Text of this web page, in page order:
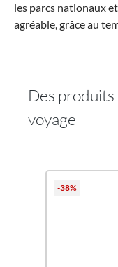
les parcs nationaux
agréable, grâce au
Des produits
voyage
-38%